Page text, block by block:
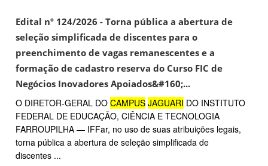
Edital nº 124/2026 - Torna pública a abertura de
seleção simplificada de discentes para o
preenchimento de vagas remanescentes e a
formação de cadastro reserva do Curso FIC de
Negócios Inovadores Apoiados&#160;...
O DIRETOR-GERAL DO CAMPUS JAGUARI DO INSTITUTO
FEDERAL DE EDUCAÇÃO, CIÊNCIA E TECNOLOGIA
FARROUPILHA — IFFar, no uso de suas atribuições legais,
torna pública a abertura de seleção simplificada de
discentes ...